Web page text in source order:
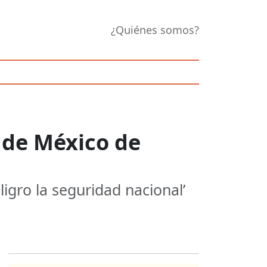
¿Quiénes somos?
México de
la seguridad nacional’